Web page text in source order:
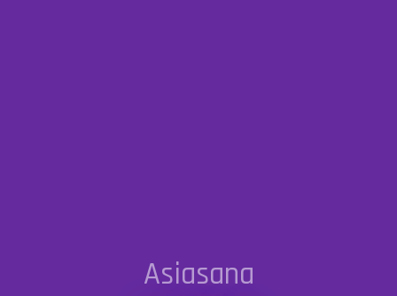
Asiasana